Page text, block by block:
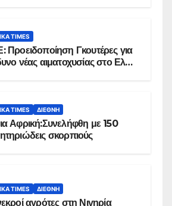
TIMES
Προειδοποίηση Γκουτέρες για
νέας αιματοχυσίας στο Ελ
TIMES ΔΙΕΘΝΉ
Αφρική:Συνελήφθη με 150
σκορπιούς
TIMES ΔΙΕΘΝΉ
αγρότες στη Νιγηρία